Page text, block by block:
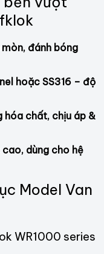
mòn, đánh bóng
hoặc SS316 – độ
hóa chất, chịu áp &
dùng cho hệ
Model Van
WR1000 series